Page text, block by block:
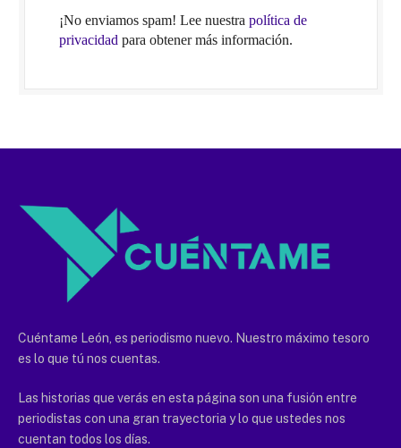
¡No enviamos spam! Lee nuestra política de
privacidad para obtener más información.
Cuéntame León, es periodismo nuevo. Nuestro máximo tesoro
es lo que tú nos cuentas.
Las historias que verás en esta página son una fusión entre
periodistas con una gran trayectoria y lo que ustedes nos
cuentan todos los días.